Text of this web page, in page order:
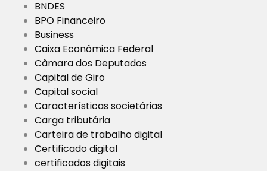
BNDES
BPO Financeiro
Business
Caixa Econômica Federal
Câmara dos Deputados
Capital de Giro
Capital social
Características societárias
Carga tributária
Carteira de trabalho digital
Certificado digital
certificados digitais